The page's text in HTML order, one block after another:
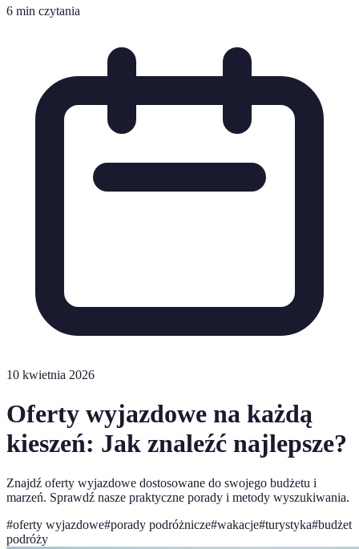
6 min czytania
10 kwietnia 2026
Oferty wyjazdowe na każdą
kieszeń: Jak znaleźć najlepsze?
Znajdź oferty wyjazdowe dostosowane do swojego budżetu i
marzeń. Sprawdź nasze praktyczne porady i metody wyszukiwania.
#oferty wyjazdowe#porady podróżnicze#wakacje#turystyka#budżet
podróży